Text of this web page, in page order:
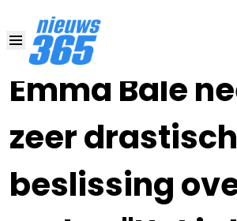
Emma Bale
zeer
beslissing
15 JAN 2024, 16:00